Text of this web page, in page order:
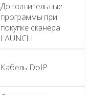
Дополнительные
программы при
покупке сканера
LAUNCH
Кабель DoIP